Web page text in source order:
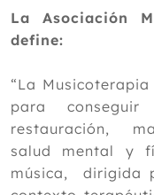
2022
La Asociación
define:
“La
para
restauración,
salud mental y
música, dirigida